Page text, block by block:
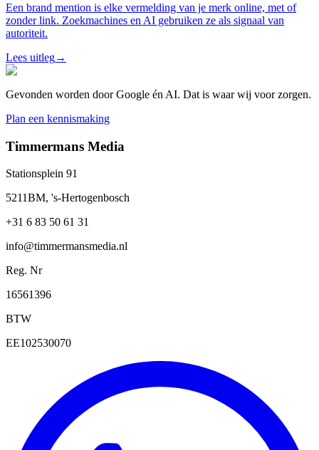
Een brand mention is elke vermelding van je merk online, met of
zonder link. Zoekmachines en AI gebruiken ze als signaal van
autoriteit.
Lees uitleg→
Gevonden worden door Google én AI. Dat is waar wij voor zorgen.
Plan een kennismaking
Timmermans Media
Stationsplein 91
5211BM, 's-Hertogenbosch
+31 6 83 50 61 31
info@timmermansmedia.nl
Reg. Nr
16561396
BTW
EE102530070